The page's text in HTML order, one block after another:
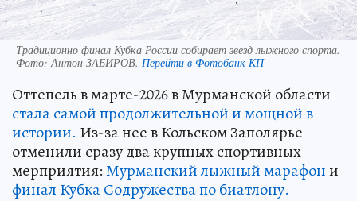
Традиционно финал Кубка России собирает звезд лыжного спорта.
Фото:Антон ЗАБИРОВ. Перейти в Фотобанк КП
Оттепель в марте-2026 в Мурманской области
стала самой продолжительной и мощной в
истории. Из-за нее в Кольском Заполярье
отменили сразу два крупных спортивных
мерприятия:Мурманский лыжный марафони
финал Кубка Содружества по биатлону.